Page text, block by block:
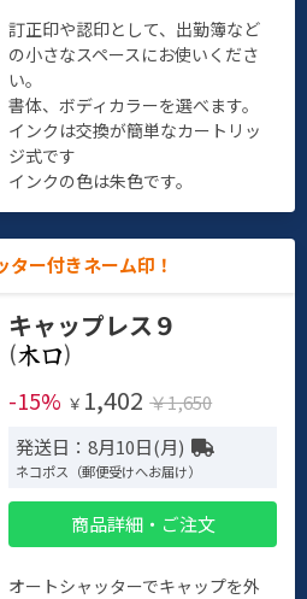
訂正印や認印として、出勤簿など
の小さなスペースにお使いくださ
い。
書体、ボディカラーを選べます。
インクは交換が簡単なカートリッ
ジ式です
インクの色は朱色です。
ター付きネーム印！
キャップレス９
(
)
-15% ￥ 1,402 ￥1,650
発送日：8月10日(月)
ネコポス（郵便受けへお届け）
商品詳細・ご注文
オートシャッターでキャップを外